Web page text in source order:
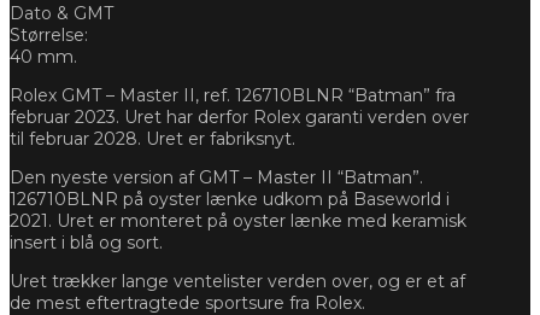
Dato & GMT
Størrelse:
40 mm.
Rolex GMT – Master II, ref. 126710BLNR “Batman” fra
februar 2023. Uret har derfor Rolex garanti verden over
til februar 2028. Uret er fabriksnyt.
Den nyeste version af GMT – Master II “Batman”.
126710BLNR på oyster lænke udkom på Baseworld i
2021. Uret er monteret på oyster lænke med keramisk
insert i blå og sort.
Uret trækker lange ventelister verden over, og er et af
de mest eftertragtede sportsure fra Rolex.